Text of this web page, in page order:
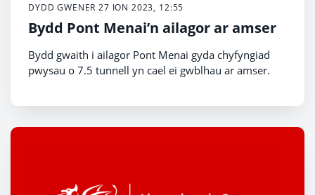
DYDD GWENER 27 ION 2023, 12:55
Bydd Pont Menai’n ailagor ar amser
Bydd gwaith i ailagor Pont Menai gyda chyfyngiad
pwysau o 7.5 tunnell yn cael ei gwblhau ar amser.